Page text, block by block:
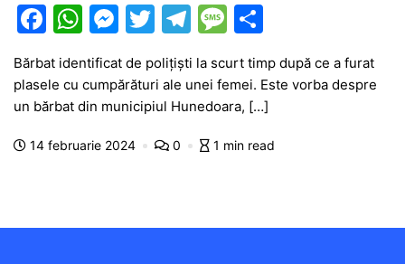
F
a
c
e
b
k
W
h
at
s
A
M
s
s
e
er
T
w
itt
er
T
e
gr
a
m
M
s
s
a
ta
je
a
Bărbat identificat de polițiști la scurt timp după ce a furat
plasele cu cumpărături ale unei femei. Este vorba despre
un bărbat din municipiul Hunedoara, […]
14 februarie 2024 0 1 min read